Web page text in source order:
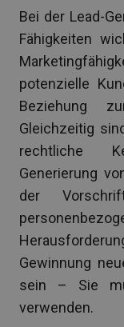
Bei der Lead-
Fähigkeiten
potenzielle
Beziehung
Gleichzeitig
rechtliche
Generierung
der
Gewinnung
sein – Sie
verwenden.